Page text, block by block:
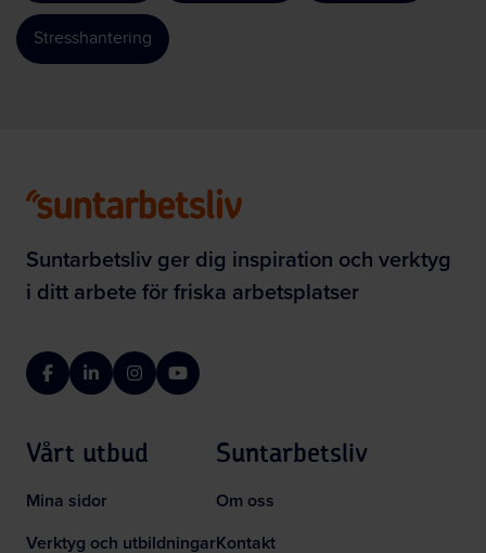
Stresshantering
Suntarbetsliv ger dig inspiration och verktyg
i ditt arbete för friska arbetsplatser
FacebookLinkedInInstagramYouTube
Vårt utbud
Mina sidor
Verktyg och utbildningar
Suntarbetsliv
Om oss
Kontakt